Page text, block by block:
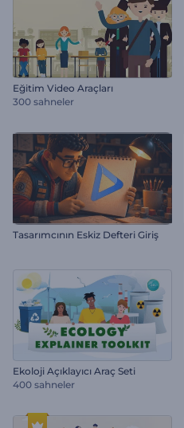
Eğitim Video Araçları
300 sahneler
Tasarımcının Eskiz Defteri Giriş
Ekoloji Açıklayıcı Araç Seti
400 sahneler